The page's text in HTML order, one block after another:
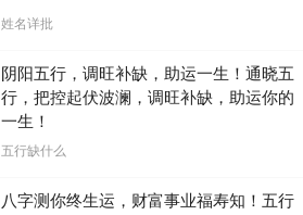
姓名详批
阴阳五行，调旺补缺，助运一生！通晓五
行，把控起伏波澜，调旺补缺，助运你的
一生！
五行缺什么
八字测你终生运，财富事业福寿知！五行